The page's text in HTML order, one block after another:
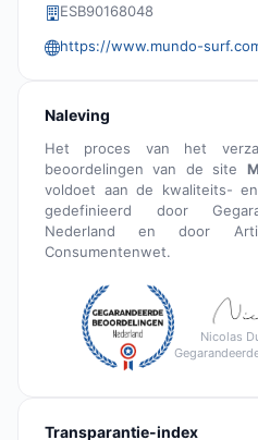
ESB90168048
https://www.mundo-
Naleving
Het proces van het
beoordelingen van de site
voldoet aan de kwaliteits-
gedefinieerd door
Nederland en door
Consumentenwet.
Nicolas
Transparantie-index